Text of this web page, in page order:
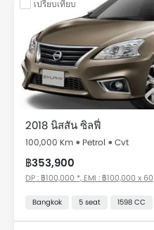
เปรียบเทียบ
2018 นิสสัน ซิลฟี่
100,000 Km Petrol Cvt
฿353,900
DP : ฿100,000 *, EMI : ฿100,000 x 60
Bangkok 5 seat 1598 CC